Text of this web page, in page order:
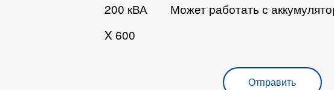
200 кВА
Может работать с
X 600
Отправить